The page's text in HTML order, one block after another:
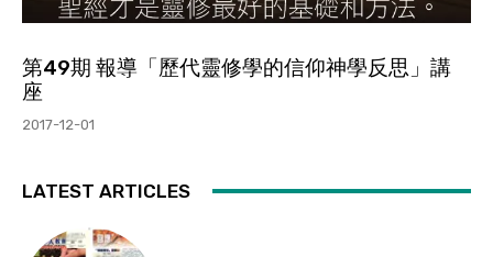
第49期 報導「歷代靈修學的信仰神學反思」講
座
2017-12-01
LATEST ARTICLES